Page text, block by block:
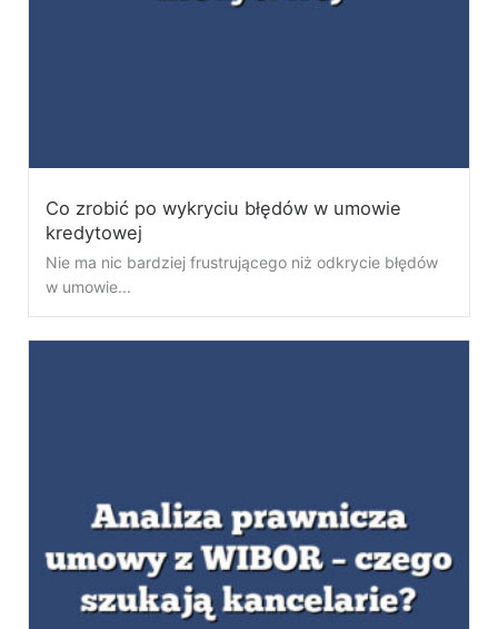
Co zrobić po wykryciu błędów w umowie
kredytowej
Nie ma nic bardziej frustrującego niż odkrycie błędów
w umowie...